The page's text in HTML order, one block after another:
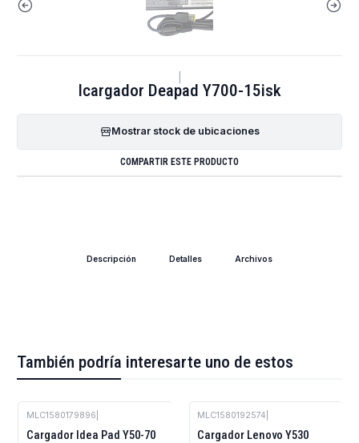
Icargador Deapad Y700-15isk
Mostrar stock de ubicaciones
COMPARTIR ESTE PRODUCTO
Descripción Detalles Archivos
También podría interesarte uno de estos
MLC1580179896
Cargador Idea Pad Y50-70
MLC1580192574
Cargador Lenovo Y530